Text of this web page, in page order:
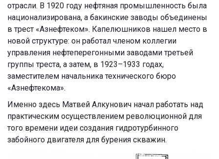
отрасли. В 1920 году нефтяная промышленность была
национализирована, а бакинские заводы объединены
в трест «Азнефтеком». Капелюшников нашел место в
новой структуре: он работал членом коллегии
управления нефтеперегонными заводами третьей
группы треста, а затем, в 1923–1933 годах,
заместителем начальника технического бюро
«Азнефтекома».
Именно здесь Матвей Алкунович начал работать над
практическим осуществлением революционной для
того времени идеи создания гидротурбинного
забойного двигателя для бурения скважин.